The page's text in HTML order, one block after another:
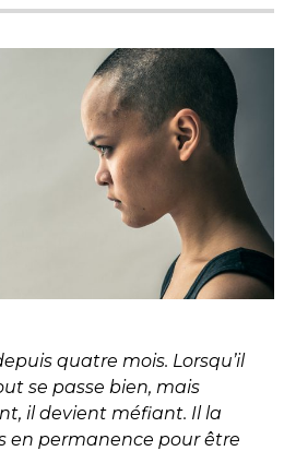
quatre mois. Lorsqu’il
se passe bien, mais
il devient méfiant. Il la
en permanence pour être